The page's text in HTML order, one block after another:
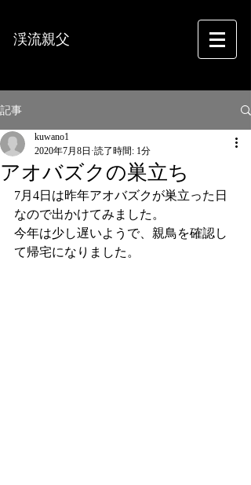
渓流親父
記事
アオバズクの巣立ち
kuwano1
2020年7月8日 読了時間: 1分
7月4日は昨年アオバズクが巣立った日
なので出かけてみました。
今年は少し遅いようで、親鳥を確認し
て帰宅になりました。